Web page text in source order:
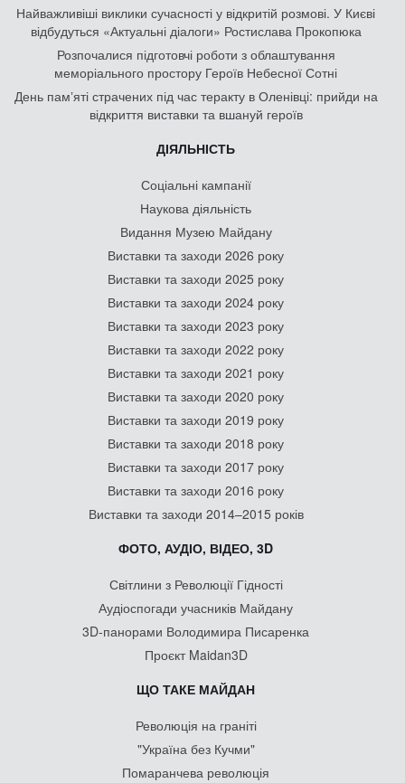
Найважливіші виклики сучасності у відкритій розмові. У Києві
відбудуться «Актуальні діалоги» Ростислава Прокопюка
Розпочалися підготовчі роботи з облаштування
меморіального простору Героїв Небесної Сотні
День памʼяті страчених під час теракту в Оленівці: прийди на
відкриття виставки та вшануй героїв
ДІЯЛЬНІСТЬ
Соціальні кампанії
Наукова діяльність
Видання Музею Майдану
Виставки та заходи 2026 року
Виставки та заходи 2025 року
Виставки та заходи 2024 року
Виставки та заходи 2023 року
Виставки та заходи 2022 року
Виставки та заходи 2021 року
Виставки та заходи 2020 року
Виставки та заходи 2019 року
Виставки та заходи 2018 року
Виставки та заходи 2017 року
Виставки та заходи 2016 року
Виставки та заходи 2014–2015 років
ФОТО, АУДІО, ВІДЕО, 3D
Світлини з Революції Гідності
Аудіоспогади учасників Майдану
3D-панорами Володимира Писаренка
Проєкт Maidan3D
ЩО ТАКЕ МАЙДАН
Революція на граніті
"Україна без Кучми"
Помаранчева революція